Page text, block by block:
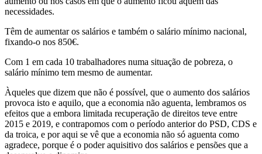
necessidades.
Têm de aumentar os salários e também o salário mínimo nacional,
fixando-o nos 850€.
Com 1 em cada 10 trabalhadores numa situação de pobreza, o
salário mínimo tem mesmo de aumentar.
Àqueles que dizem que não é possível, que o aumento dos salários
provoca isto e aquilo, que a economia não aguenta, lembramos os
efeitos que a embora limitada recuperação de direitos teve entre
2015 e 2019, e contrapomos com o período anterior do PSD, CDS e
da troica, e por aqui se vê que a economia não só aguenta como
agradece, porque é o poder aquisitivo dos salários e pensões que a